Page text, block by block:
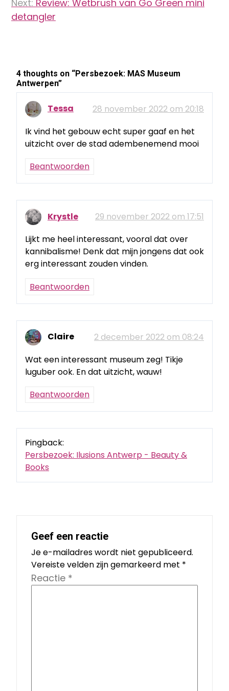
Next: Review: Wetbrush van Go Green mini
detangler
4 thoughts on “Persbezoek: MAS Museum
Antwerpen”
Tessa
28 november 2022 om 20:18
Ik vind het gebouw echt super gaaf en het
uitzicht over de stad adembenemend mooi
Beantwoorden
Krystle
29 november 2022 om 17:51
Lijkt me heel interessant, vooral dat over
kannibalisme! Denk dat mijn jongens dat ook
erg interessant zouden vinden.
Beantwoorden
Claire
2 december 2022 om 08:24
Wat een interessant museum zeg! Tikje
luguber ook. En dat uitzicht, wauw!
Beantwoorden
Pingback:
Persbezoek: Ilusions Antwerp - Beauty &
Books
Geef een reactie
Je e-mailadres wordt niet gepubliceerd.
Vereiste velden zijn gemarkeerd met *
Reactie *